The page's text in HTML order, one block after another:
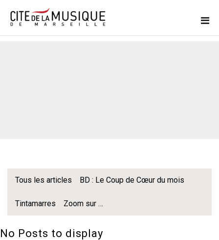
Tous les articles BD : Le Coup de Cœur du mois
Tintamarres Zoom sur …
No Posts to display